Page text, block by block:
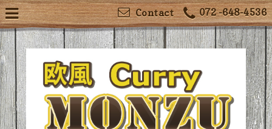
072 -648-4536
Contact